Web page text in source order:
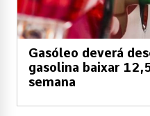
Gasóleo deverá
gasolina baixar
semana